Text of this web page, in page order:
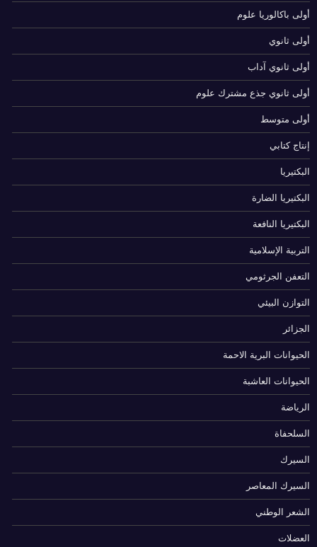
أولى باكالوريا علوم
أولى ثانوي
أولى ثانوي آداب
أولى ثانوي جذع مشترك علوم
أولى متوسط
إنتاج كتابي
البكتيريا
البكتيريا الضارة
البكتيريا النافعة
التربية الإسلامية
التعفن الجرثومي
التوازن البيئي
الجزائر
الحيوانات البرية الاحمة
الحيوانات العاشبة
الرياضة
السلحفاة
السيرك
السيرك المعاصر
الشعر الوطني
العضلات